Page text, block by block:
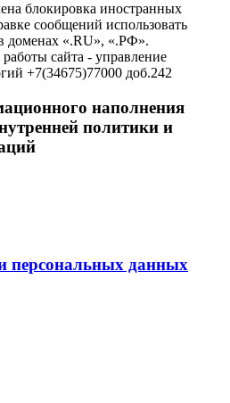
блокировка иностранных
сообщений использовать
доменах «.RU», «.РФ».
сайта - управление
+7(34675)77000 доб.242
наполнения
политики и
персональных данных